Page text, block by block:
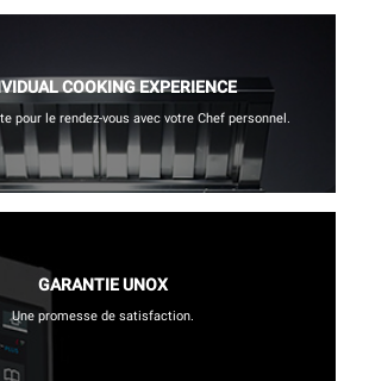
COOKING EXPERIENCE
pour le rendez-vous avec votre Chef personnel.
GARANTIE UNOX
Une promesse de satisfaction.